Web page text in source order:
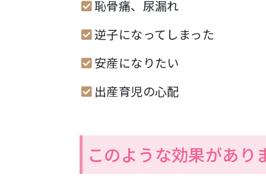
恥骨痛、尿漏れ
逆子になってしまった
安産になりたい
出産育児の心配
このような効果があり